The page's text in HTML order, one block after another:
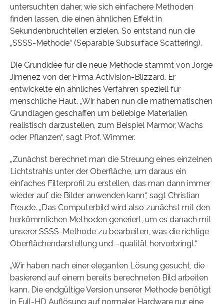
untersuchten daher, wie sich einfachere Methoden
finden lassen, die einen ähnlichen Effekt in
Sekundenbruchteilen erzielen. So entstand nun die
„SSSS-Methode“ (Separable Subsurface Scattering).
Die Grundidee für die neue Methode stammt von Jorge
Jimenez von der Firma Activision-Blizzard. Er
entwickelte ein ähnliches Verfahren speziell für
menschliche Haut. „Wir haben nun die mathematischen
Grundlagen geschaffen um beliebige Materialien
realistisch darzustellen, zum Beispiel Marmor, Wachs
oder Pflanzen“, sagt Prof. Wimmer.
„Zunächst berechnet man die Streuung eines einzelnen
Lichtstrahls unter der Oberfläche, um daraus ein
einfaches Filterprofil zu erstellen, das man dann immer
wieder auf die Bilder anwenden kann“, sagt Christian
Freude. „Das Computerbild wird also zunächst mit den
herkömmlichen Methoden generiert, um es danach mit
unserer SSSS-Methode zu bearbeiten, was die richtige
Oberflächendarstellung und –qualität hervorbringt.“
„Wir haben nach einer eleganten Lösung gesucht, die
basierend auf einem bereits berechneten Bild arbeiten
kann. Die endgültige Version unserer Methode benötigt
in Full-HD Auflösung auf normaler Hardware nur eine